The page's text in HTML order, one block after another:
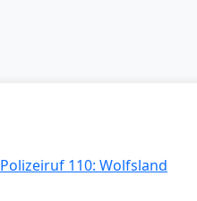
Polizeiruf 110: Wolfsland